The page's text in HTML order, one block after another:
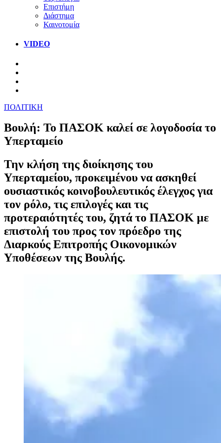
Επιστήμη
Διάστημα
Καινοτομία
VIDEO
ΠΟΛΙΤΙΚΗ
Βουλή: Το ΠΑΣΟΚ καλεί σε λογοδοσία το
Υπερταμείο
Την κλήση της διοίκησης του
Υπερταμείου, προκειμένου να ασκηθεί
ουσιαστικός κοινοβουλευτικός έλεγχος για
τον ρόλο, τις επιλογές και τις
προτεραιότητές του, ζητά το ΠΑΣΟΚ με
επιστολή του προς τον πρόεδρο της
Διαρκούς Επιτροπής Οικονομικών
Υποθέσεων της Βουλής.